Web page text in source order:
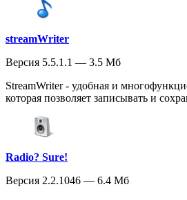
streamWriter
Версия 5.5.1.1 — 3.5 Мб
StreamWriter - удобная и
которая позволяет записывать и
Radio? Sure!
Версия 2.2.1046 — 6.4 Мб